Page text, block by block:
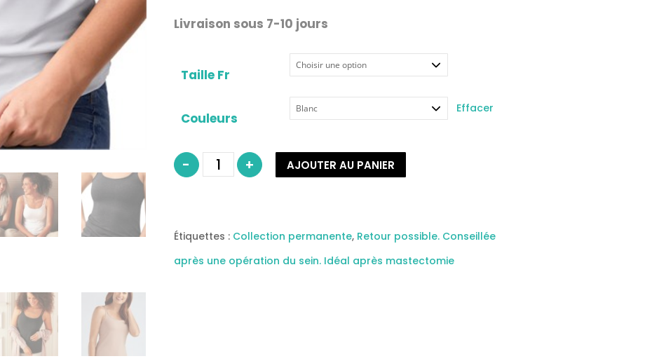
Livraison sous 7-10 jours
Taille Fr
Couleurs
Effacer
- quantité
Valletta
mammaire
+ AJOUTER AU PANIER
Étiquettes : Collection permanente, Retour possible. Conseillée
après une opération du sein. Idéal après mastectomie